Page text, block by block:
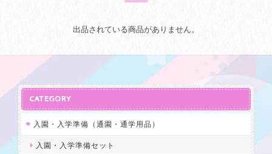
出品されている商品がありません。
CATEGORY
入園・入学準備（通園・通学用品）
入園・入学準備セット